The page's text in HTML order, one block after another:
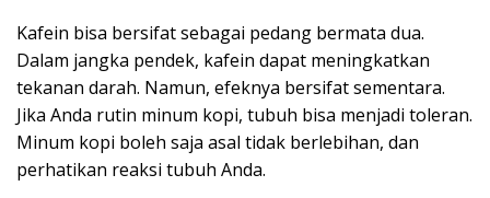
Kafein bisa bersifat sebagai pedang bermata dua.
Dalam jangka pendek, kafein dapat meningkatkan
tekanan darah. Namun, efeknya bersifat sementara.
Jika Anda rutin minum kopi, tubuh bisa menjadi toleran.
Minum kopi boleh saja asal tidak berlebihan, dan
perhatikan reaksi tubuh Anda.